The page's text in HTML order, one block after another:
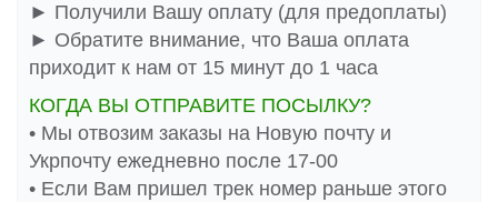
► Получили Вашу оплату (для предоплаты)
► Обратите внимание, что Ваша оплата
приходит к нам от 15 минут до 1 часа
КОГДА ВЫ ОТПРАВИТЕ ПОСЫЛКУ?
• Мы отвозим заказы на Новую почту и
Укрпочту ежедневно после 17-00
• Если Вам пришел трек номер раньше этого